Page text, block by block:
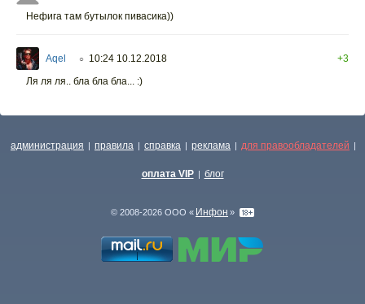
Нефига там бутылок пивасика))
Aqel ○ 10:24 10.12.2018
+3
Ля ля ля.. бла бла бла... :)
администрация | правила | справка | реклама | для правообладателей |
оплата VIP | блог
© 2008-2026 ООО « Инфон »